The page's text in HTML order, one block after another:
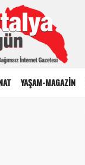
YAŞAM-MAGAZİN